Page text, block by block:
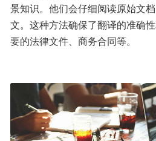
景知识。他们会仔细阅读原始文
文。这种方法确保了翻译的准确
要的法律文件、商务合同等。